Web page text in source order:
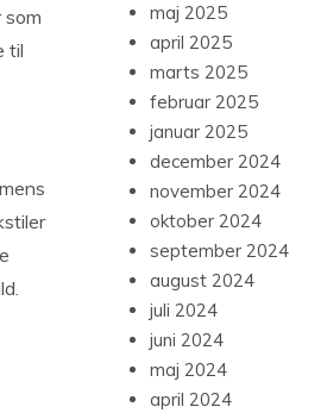
til
maj 2025
april 2025
marts 2025
februar 2025
januar 2025
december 2024
november 2024
oktober 2024
september 2024
august 2024
juli 2024
juni 2024
maj 2024
april 2024